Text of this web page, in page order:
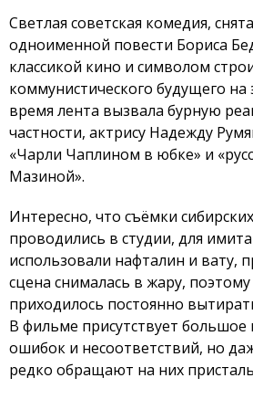
Светлая советская комедия,
одноименной повести Бориса
классикой кино и символом
коммунистического будущего на
время лента вызвала бурную
частности, актрису Надежду
«Чарли Чаплином в юбке» и
Мазиной».
Интересно, что съёмки
проводились в студии, для
использовали нафталин и вату,
сцена снималась в жару,
приходилось постоянно
В фильме присутствует большое
ошибок и несоответствий, но
редко обращают на них